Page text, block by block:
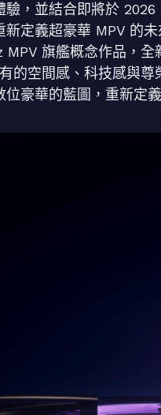
驗，並結合即將於
定義超豪華 MPV 的
旗艦概念作品，
的空間感、科技感與
豪華的藍圖，重新定